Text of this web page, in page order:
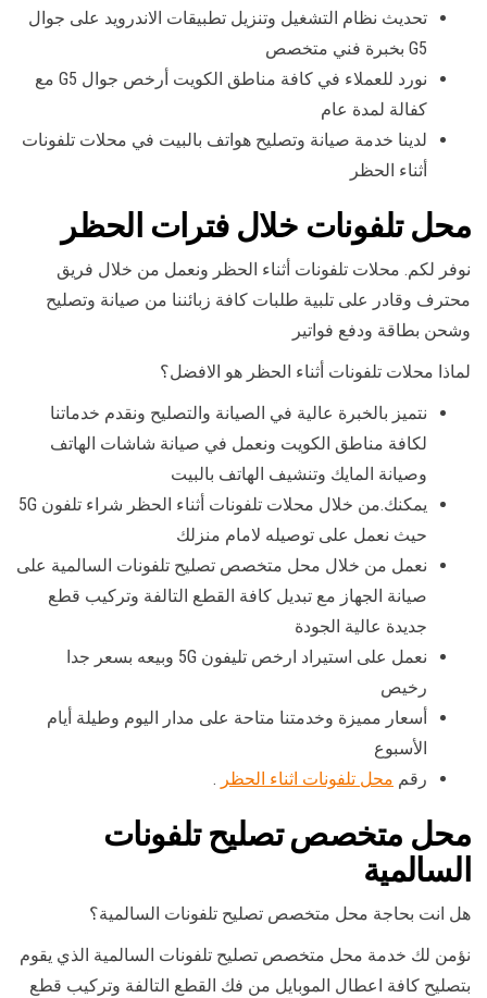
تحديث نظام التشغيل وتنزيل تطبيقات الاندرويد على جوال
G5 بخبرة فني متخصص
نورد للعملاء في كافة مناطق الكويت أرخص جوال G5 مع
كفالة لمدة عام
لدينا خدمة صيانة وتصليح هواتف بالبيت في محلات تلفونات
أثناء الحظر
محل تلفونات خلال فترات الحظر
نوفر لكم. محلات تلفونات أثناء الحظر ونعمل من خلال فريق
محترف وقادر على تلبية طلبات كافة زبائننا من صيانة وتصليح
وشحن بطاقة ودفع فواتير
لماذا محلات تلفونات أثناء الحظر هو الافضل؟
نتميز بالخبرة عالية في الصيانة والتصليح ونقدم خدماتنا
لكافة مناطق الكويت ونعمل في صيانة شاشات الهاتف
وصيانة المايك وتنشيف الهاتف بالبيت
يمكنك.من خلال محلات تلفونات أثناء الحظر شراء تلفون 5G
حيث نعمل على توصيله لامام منزلك
نعمل من خلال محل متخصص تصليح تلفونات السالمية على
صيانة الجهاز مع تبديل كافة القطع التالفة وتركيب قطع
جديدة عالية الجودة
نعمل على استيراد ارخص تليفون 5G وبيعه بسعر جدا
رخيص
أسعار مميزة وخدمتنا متاحة على مدار اليوم وطيلة أيام
الأسبوع
رقم محل تلفونات اثناء الحظر .
محل متخصص تصليح تلفونات
السالمية
هل انت بحاجة محل متخصص تصليح تلفونات السالمية؟
نؤمن لك خدمة محل متخصص تصليح تلفونات السالمية الذي يقوم
بتصليح كافة اعطال الموبايل من فك القطع التالفة وتركيب قطع